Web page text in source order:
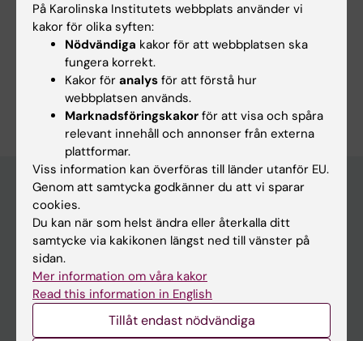
Länkar:
ki.se
Är du Jan Pettersson?
Redigera din profil
Huvudmeny
Utbildning
Forskarutbildning
Forskning
På Karolinska Institutets webbplats använder vi
kakor för olika syften:
Nödvändiga kakor för att webbplatsen ska
fungera korrekt.
Kakor för analys för att förstå hur
webbplatsen används.
Marknadsföringskakor för att visa och spåra
relevant innehåll och annonser från externa
plattformar.
Viss information kan överföras till länder utanför EU.
Genom att samtycka godkänner du att vi sparar
cookies.
Du kan när som helst ändra eller återkalla ditt
samtycke via kakikonen längst ned till vänster på
sidan.
Mer information om våra kakor
Read this information in English
Tillåt endast nödvändiga